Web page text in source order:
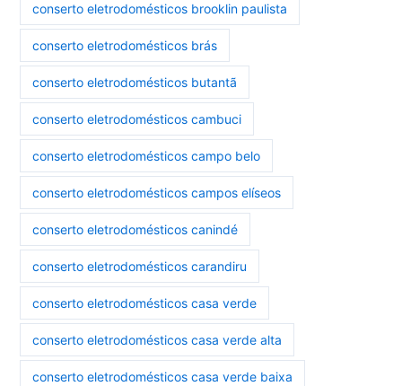
conserto eletrodomésticos brooklin paulista
conserto eletrodomésticos brás
conserto eletrodomésticos butantã
conserto eletrodomésticos cambuci
conserto eletrodomésticos campo belo
conserto eletrodomésticos campos elíseos
conserto eletrodomésticos canindé
conserto eletrodomésticos carandiru
conserto eletrodomésticos casa verde
conserto eletrodomésticos casa verde alta
conserto eletrodomésticos casa verde baixa